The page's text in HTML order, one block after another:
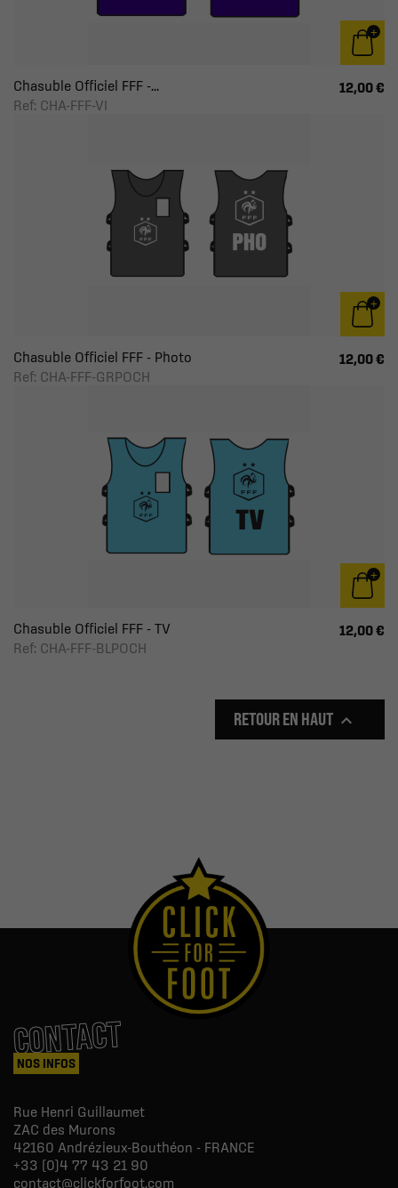
Chasuble Officiel FFF -...
Ref: CHA-FFF-VI
12,00 €
Chasuble Officiel FFF - Photo
Ref: CHA-FFF-GRPOCH
12,00 €
Chasuble Officiel FFF - TV
Ref: CHA-FFF-BLPOCH
12,00 €
RETOUR EN HAUT 
CONTACT
NOS INFOS
Rue Henri Guillaumet
ZAC des Murons
42160 Andrézieux-Bouthéon - FRANCE
+33 (0)4 77 43 21 90
contact@clickforfoot.com